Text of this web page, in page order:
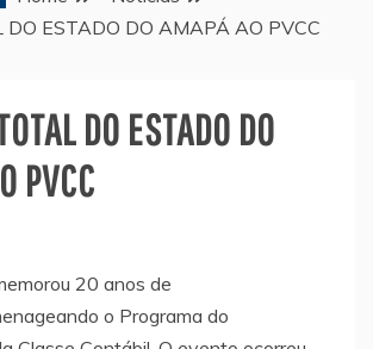
DO ESTADO DO AMAPÁ AO PVCC
DO ESTADO DO
PVCC
20 anos de
o Programa do